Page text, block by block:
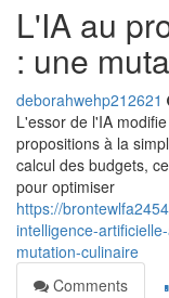
L'IA au
: une
deborahwehp212621
L'essor de l'IA
propositions à la
calcul des budgets,
pour optimiser
https://
intelligence-
mutation-culinaire
Comments